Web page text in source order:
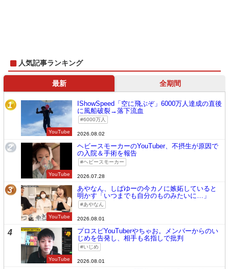
人気記事ランキング
最新 全期間
1
YouTube
IShowSpeed「空に飛ぶぞ」6000万人達成の直後
に風船破裂→落下流血
6000万人
2026.08.02
2
YouTube
ヘビースモーカーのYouTuber、不摂生が原因で
の入院＆手術を報告
ヘビースモーカー
2026.07.28
3
YouTube
あやなん、しばゆーの今カノに嫉妬していると
明かす「いつまでも自分のものみたいに…」
あやなん
2026.08.01
4
YouTube
プロスピYouTuberやちゃお。メンバーからのい
じめを告発し、相手も名指しで批判
いじめ
2026.08.01